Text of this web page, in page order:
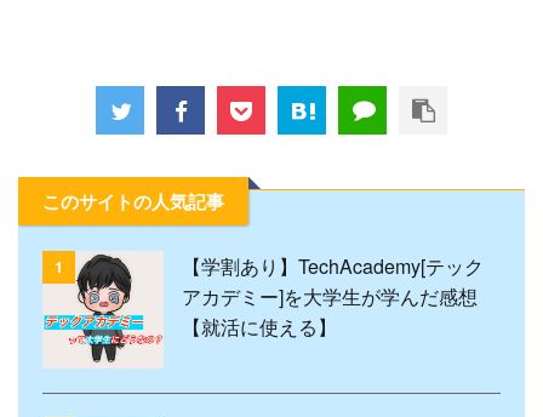
このサイトの人気記事
1
【学割あり】TechAcademy[テック
アカデミー]を大学生が学んだ感想
【就活に使える】